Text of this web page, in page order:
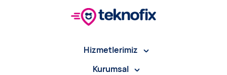
Hizmetlerimiz
Kurumsal